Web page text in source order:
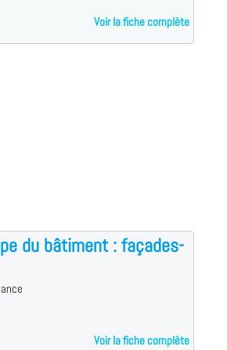
Voir la fiche complète
du bâtiment : façades-
Voir la fiche complète